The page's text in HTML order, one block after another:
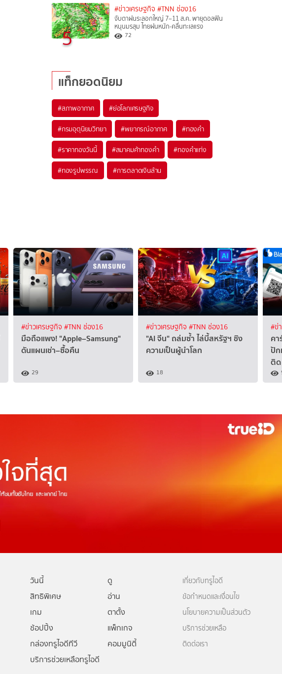
5
#ข่าวเศรษฐกิจ #TNN ช่อง16
จับตาฝนระลอกใหญ่ 7–11 ส.ค. พายุดอลฟิน
หนุนมรสุม ไทยฝนหนัก-คลื่นทะเลแรง
72
แท็กยอดนิยม
#สภาพอากาศ #ย่อโลกเศรษฐกิจ
#กรมอุตุนิยมวิทยา #พยากรณ์อากาศ #ทองคำ
#ราคาทองวันนี้ #สมาคมค้าทองคำ #ทองคำแท่ง
#ทองรูปพรรณ #การตลาดเงินล้าน
#ข่าวเศรษฐกิจ #TNN ช่อง16
มือถือแพง! "Apple–Samsung"
ดันแผนเช่า–ซื้อคืน
29
#ข่าวเศรษฐกิจ #TNN ช่อง16
"AI จีน" ถล่มซ้ำ ไล่บี้สหรัฐฯ ชิง
ความเป็นผู้นำโลก
18
#ข่
คา
ปั
ติด
วันนี้
ดู
สิทธิพิเศษ
อ่าน
เกม
ตาตั้ง
ช้อปปิ้ง
แพ็กเกจ
กล่องทรูไอดีทีวี
คอมมูนิตี้
บริการช่วยเหลือทรูไอดี
เกี่ยวกับทรูไอดี
ข้อกำหนดและเงื่อนไข
นโยบายความเป็นส่วนตัว
บริการช่วยเหลือ
ติดต่อเรา